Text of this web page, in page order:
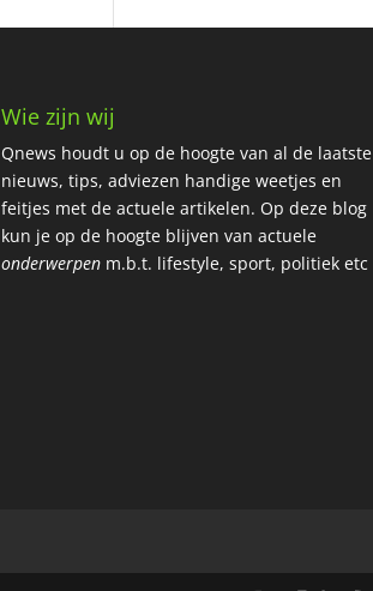
Wie zijn wij
Qnews houdt u op de hoogte van al de laatste
nieuws, tips, adviezen handige weetjes en
feitjes met de actuele artikelen. Op deze blog
kun je op de hoogte blijven van actuele
onderwerpenm.b.t. lifestyle, sport, politiek etc